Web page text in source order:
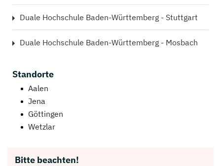
Duale Hochschule Baden-Württemberg - Stuttgart
Duale Hochschule Baden-Württemberg - Mosbach
Standorte
Aalen
Jena
Göttingen
Wetzlar
Bitte beachten!